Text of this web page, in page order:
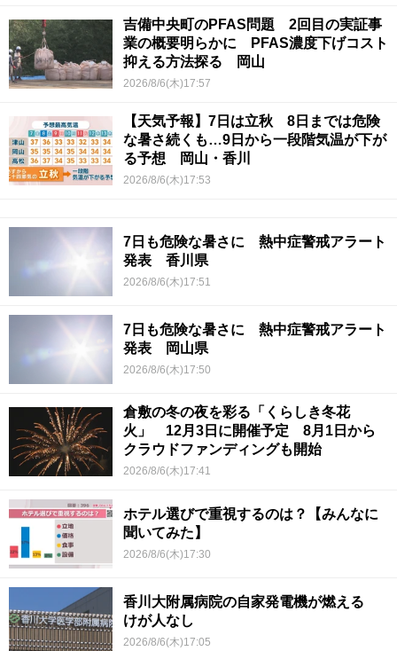
吉備中央町のPFAS問題 2回目の実証事
業の概要明らかに PFAS濃度下げコスト
抑える方法探る 岡山
2026/8/6(木)17:57
【天気予報】7日は立秋 8日までは危険
な暑さ続くも…9日から一段階気温が下が
る予想 岡山・香川
2026/8/6(木)17:53
7日も危険な暑さに 熱中症警戒アラート
発表 香川県
2026/8/6(木)17:51
7日も危険な暑さに 熱中症警戒アラート
発表 岡山県
2026/8/6(木)17:50
倉敷の冬の夜を彩る「くらしき冬花
火」 12月3日に開催予定 8月1日から
クラウドファンディングも開始
2026/8/6(木)17:41
ホテル選びで重視するのは？【みんなに
聞いてみた】
2026/8/6(木)17:30
香川大附属病院の自家発電機が燃える
けが人なし
2026/8/6(木)17:05